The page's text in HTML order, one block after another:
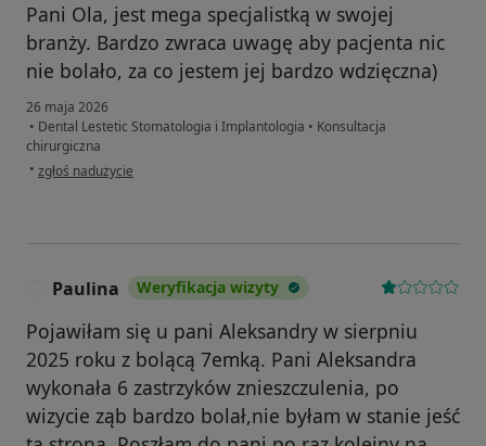
Pani Ola, jest mega specjalistką w swojej
branży. Bardzo zwraca uwagę aby pacjenta nic
nie bolało, za co jestem jej bardzo wdzięczna)
26 maja 2026
• Dental Lestetic Stomatologia i Implantologia • Konsultacja
chirurgiczna
• w opinii użytkownika Ola
zgłoś nadużycie
Paulina Weryfikacja wizyty
Pojawiłam się u pani Aleksandry w sierpniu
2025 roku z bolącą 7emką. Pani Aleksandra
wykonała 6 zastrzyków znieszczulenia, po
wizycie ząb bardzo bolał,nie byłam w stanie jeść